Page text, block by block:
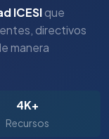
ICESIque
directivos
manera
4K+
Recursos